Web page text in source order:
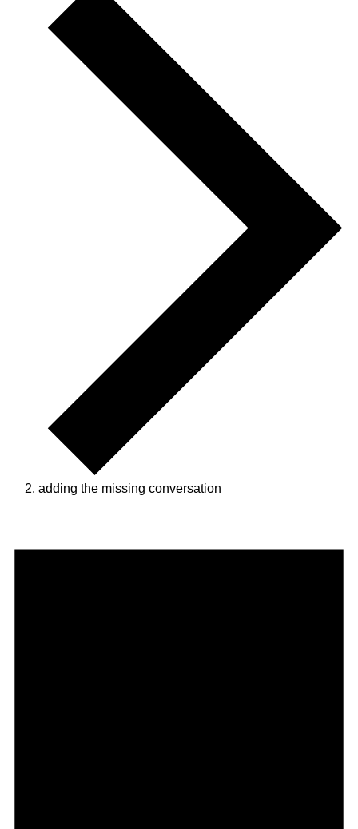
adding the missing conversation